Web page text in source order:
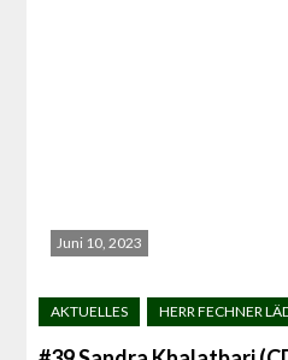
Juni 10, 2023